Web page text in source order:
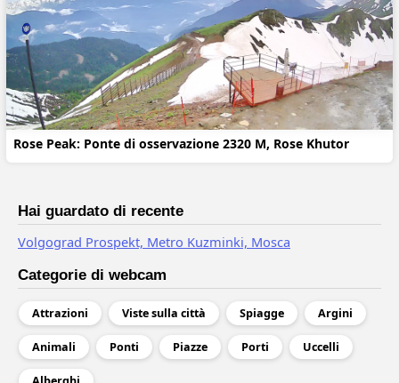
Rose Peak: Ponte di osservazione 2320 M, Rose Khutor
Hai guardato di recente
Volgograd Prospekt, Metro Kuzminki, Mosca
Categorie di webcam
Attrazioni Viste sulla città Spiagge Argini
Animali Ponti Piazze Porti Uccelli